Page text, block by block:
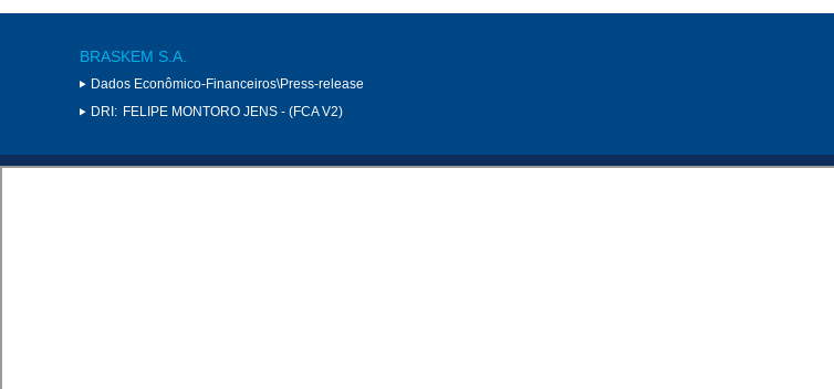
BRASKEM S.A.
Dados Econômico-Financeiros\Press-release
DRI: FELIPE MONTORO JENS - (FCA V2)